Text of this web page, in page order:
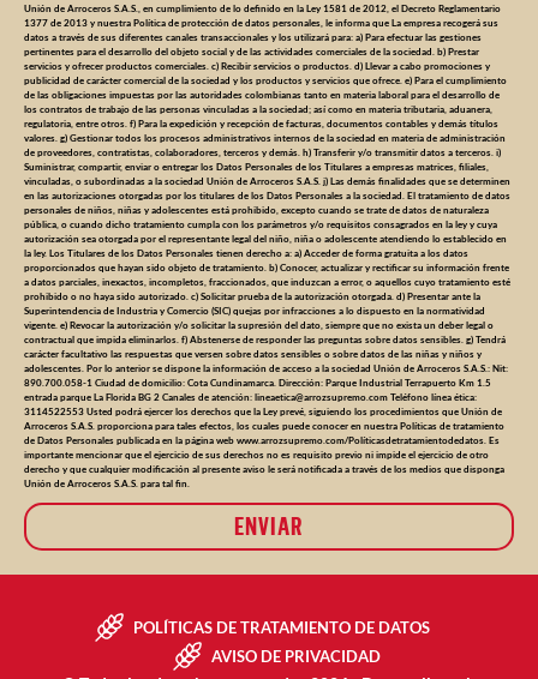
Unión de Arroceros S.A.S., en cumplimiento de lo definido en la Ley 1581 de 2012, el Decreto Reglamentario
1377 de 2013 y nuestra Política de protección de datos personales, le informa que La empresa recogerá sus
datos a través de sus diferentes canales transaccionales y los utilizará para: a) Para efectuar las gestiones
pertinentes para el desarrollo del objeto social y de las actividades comerciales de la sociedad. b) Prestar
servicios y ofrecer productos comerciales. c) Recibir servicios o productos. d) Llevar a cabo promociones y
publicidad de carácter comercial de la sociedad y los productos y servicios que ofrece. e) Para el cumplimiento
de las obligaciones impuestas por las autoridades colombianas tanto en materia laboral para el desarrollo de
los contratos de trabajo de las personas vinculadas a la sociedad; así como en materia tributaria, aduanera,
regulatoria, entre otros. f) Para la expedición y recepción de facturas, documentos contables y demás títulos
valores. g) Gestionar todos los procesos administrativos internos de la sociedad en materia de administración
de proveedores, contratistas, colaboradores, terceros y demás. h) Transferir y/o transmitir datos a terceros. i)
Suministrar, compartir, enviar o entregar los Datos Personales de los Titulares a empresas matrices, filiales,
vinculadas, o subordinadas a la sociedad Unión de Arroceros S.A.S. j) Las demás finalidades que se determinen
en las autorizaciones otorgadas por los titulares de los Datos Personales a la sociedad. El tratamiento de datos
personales de niños, niñas y adolescentes está prohibido, excepto cuando se trate de datos de naturaleza
pública, o cuando dicho tratamiento cumpla con los parámetros y/o requisitos consagrados en la ley y cuya
autorización sea otorgada por el representante legal del niño, niña o adolescente atendiendo lo establecido en
la ley. Los Titulares de los Datos Personales tienen derecho a: a) Acceder de forma gratuita a los datos
proporcionados que hayan sido objeto de tratamiento. b) Conocer, actualizar y rectificar su información frente
a datos parciales, inexactos, incompletos, fraccionados, que induzcan a error, o aquellos cuyo tratamiento esté
prohibido o no haya sido autorizado. c) Solicitar prueba de la autorización otorgada. d) Presentar ante la
Superintendencia de Industria y Comercio (SIC) quejas por infracciones a lo dispuesto en la normatividad
vigente. e) Revocar la autorización y/o solicitar la supresión del dato, siempre que no exista un deber legal o
contractual que impida eliminarlos. f) Abstenerse de responder las preguntas sobre datos sensibles. g) Tendrá
carácter facultativo las respuestas que versen sobre datos sensibles o sobre datos de las niñas y niños y
adolescentes. Por lo anterior se dispone la información de acceso a la sociedad Unión de Arroceros S.A.S.: Nit:
890.700.058-1 Ciudad de domicilio: Cota Cundinamarca. Dirección: Parque Industrial Terrapuerto Km 1.5
entrada parque La Florida BG 2 Canales de atención: lineaetica@arrozsupremo.com Teléfono línea ética:
3114522553 Usted podrá ejercer los derechos que la Ley prevé, siguiendo los procedimientos que Unión de
Arroceros S.A.S. proporciona para tales efectos, los cuales puede conocer en nuestra Políticas de tratamiento
de Datos Personales publicada en la página web www.arrozsupremo.com/Políticasdetratamientodedatos. Es
importante mencionar que el ejercicio de sus derechos no es requisito previo ni impide el ejercicio de otro
derecho y que cualquier modificación al presente aviso le será notificada a través de los medios que disponga
Unión de Arroceros S.A.S. para tal fin.
ENVIAR
POLÍTICAS DE TRATAMIENTO DE DATOS
AVISO DE PRIVACIDAD